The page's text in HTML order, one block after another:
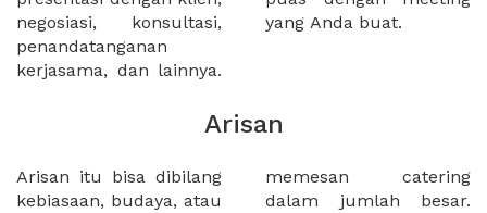
negosiasi, konsultasi,
penandatanganan
kerjasama, dan lainnya.
yang Anda buat.
Arisan
Arisan itu bisa dibilang
kebiasaan, budaya, atau
memesan catering
dalam jumlah besar.